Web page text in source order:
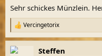
:
Sehr schickes Münzlein.
R
e
a
k
Vercingetorix
Steffen